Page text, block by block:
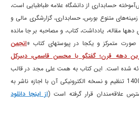
حسابداری از دانشگاه علامه طباطبایی است،
متنوع بورس، حسابداری، گزارشگری مالی و
مقاله، یادداشت، کتاب، و مصاحبه بر جا مانده
متمرکز و یکجا در پیوستهای کتاب «انجمن
دهه قرن؛ گفتگو با محسن قاسمی، دبیرکل
شده است. این کتاب به همت علی مجد در قالب
گفتگویی تفصیلی در فروردین 1400 تنظیم و نسخه الکترونیکی آن با اجازه ناشر به
قرار گرفته است (از اینجا دانلود